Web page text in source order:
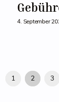
4. September
1 2 3